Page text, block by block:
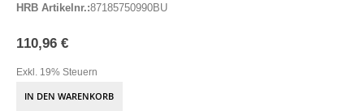
HRB Artikelnr.:87185750990BU
110,96 €
Exkl. 19% Steuern
IN DEN WARENKORB